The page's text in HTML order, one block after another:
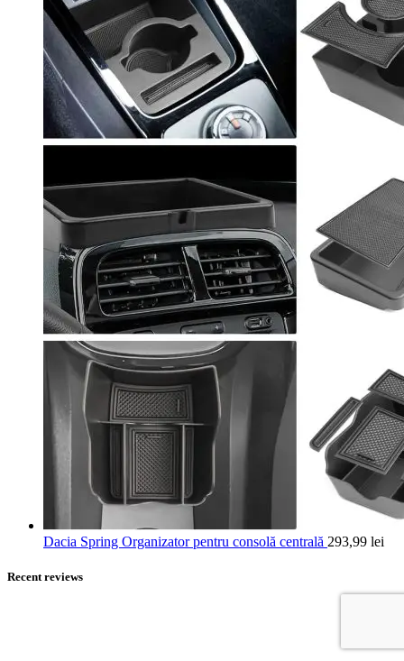
Dacia Spring Organizator pentru consolă centrală 293,99 lei
Recent reviews